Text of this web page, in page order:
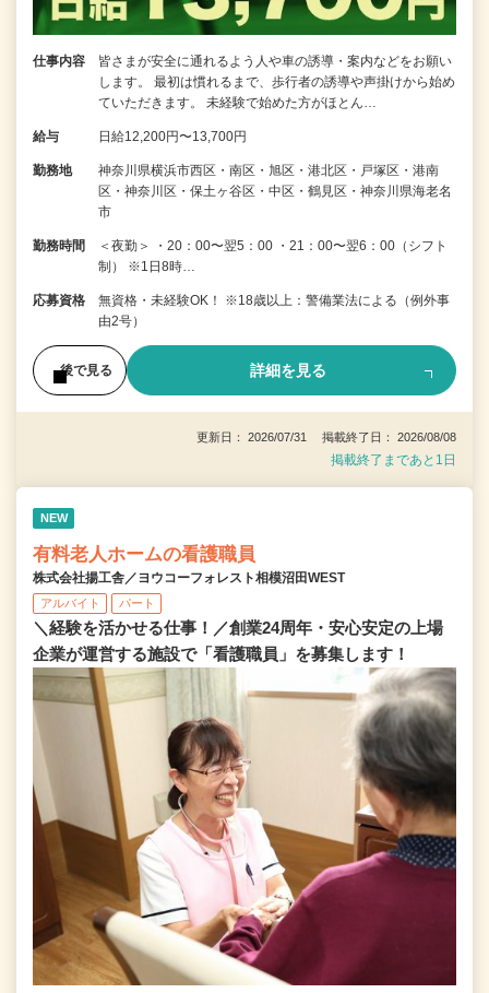
仕事内容
皆さまが安全に通れるよう人や車の誘導・案内などをお願い
します。 最初は慣れるまで、歩行者の誘導や声掛けから始め
ていただきます。 未経験で始めた方がほとん…
給与 日給12,200円〜13,700円
勤務地
神奈川県横浜市西区・南区・旭区・港北区・戸塚区・港南
区・神奈川区・保土ヶ谷区・中区・鶴見区・神奈川県海老名
市
勤務時間
＜夜勤＞ ・20：00〜翌5：00 ・21：00〜翌6：00（シフト
制） ※1日8時…
応募資格
無資格・未経験OK！ ※18歳以上：警備業法による（例外事
由2号）
後で見る 詳細を見る
更新日： 2026/07/31 掲載終了日： 2026/08/08
掲載終了まであと1日
NEW
有料老人ホームの看護職員
株式会社揚工舎／ヨウコーフォレスト相模沼田WEST
アルバイト パート
＼経験を活かせる仕事！／創業24周年・安心安定の上場
企業が運営する施設で「看護職員」を募集します！